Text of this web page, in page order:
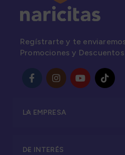
Regístrarte y te
Promociones y Descuentos
LA EMPRESA
DE INTERÉS